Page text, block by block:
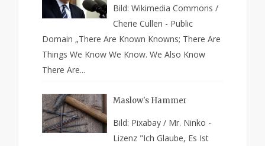
Bild: Wikimedia Commons /
Cherie Cullen - Public
Domain „There Are Known Knowns; There Are
Things We Know We Know. We Also Know
There Are...
Maslow's Hammer
Bild: Pixabay / Mr. Ninko -
Lizenz "Ich Glaube, Es Ist